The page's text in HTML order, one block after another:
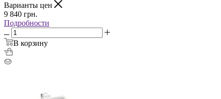
Варианты цен
9 840 грн.
Подробности
В корзину